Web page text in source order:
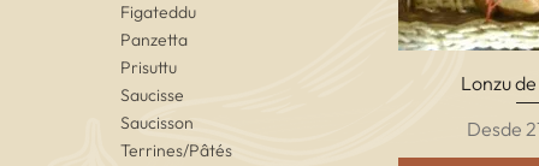
Figateddu
Panzetta
Prisuttu
Saucisse
Saucisson
Terrines/Pâtés
Vista
Lonzu
Desde
Precio